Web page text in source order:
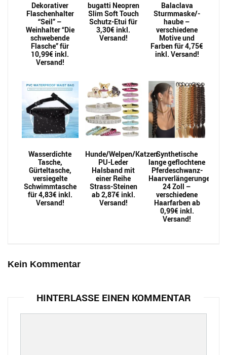
Dekorativer
Flaschenhalter
“Seil” –
Weinhalter “Die
schwebende
Flasche” für
10,99€ inkl.
Versand!
bugatti Neopren
Slim Soft Touch
Schutz-Etui für
3,30€ inkl.
Versand!
Balaclava
Sturmmaske/-
haube –
verschiedene
Motive und
Farben für 4,75€
inkl. Versand!
Wasserdichte
Tasche,
Gürteltasche,
versiegelte
Schwimmtasche
für 4,83€ inkl.
Versand!
Hunde/Welpen/Katzen
PU-Leder
Halsband mit
einer Reihe
Strass-Steinen
ab 2,87€ inkl.
Versand!
Synthetische
lange geflochtene
Pferdeschwanz-
Haarverlängerungen
24 Zoll –
verschiedene
Haarfarben ab
0,99€ inkl.
Versand!
Kein Kommentar
HINTERLASSE EINEN KOMMENTAR